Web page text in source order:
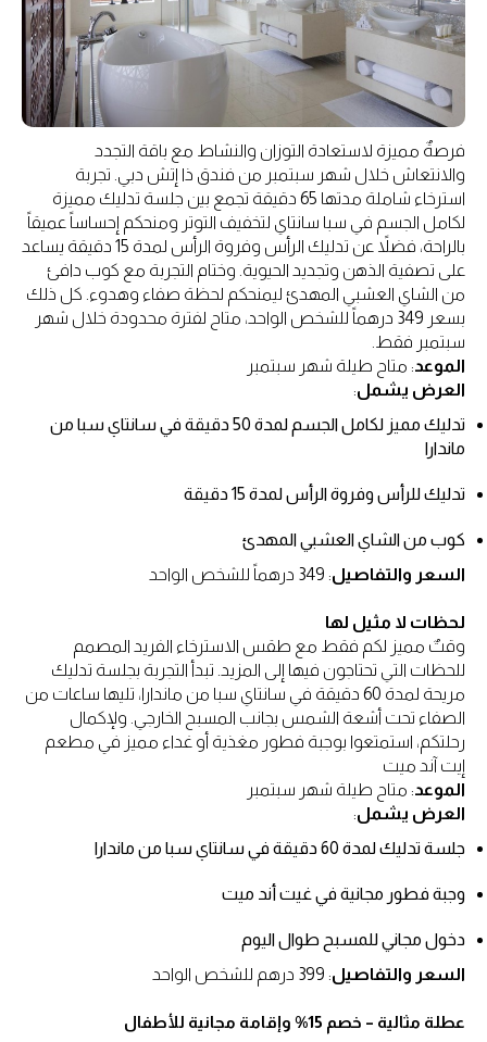
فرصةٌ مميزة لاستعادة التوزان والنشاط مع باقة التجدد
والانتعاش خلال شهر سبتمبر من فندق ذا إتش دبي. تجربة
استرخاء شاملة مدتها 65 دقيقة تجمع بين جلسة تدليك مميزة
لكامل الجسم في سبا سانتاي لتخفيف التوتر ومنحكم إحساساً عميقاً
بالراحة، فضلاً عن تدليك الرأس وفروة الرأس لمدة 15 دقيقة يساعد
على تصفية الذهن وتجديد الحيوية. وختام التجربة مع كوب دافئ
من الشاي العشبي المهدئ ليمنحكم لحظة صفاء وهدوء. كل ذلك
بسعر 349 درهماً للشخص الواحد، متاح لفترة محدودة خلال شهر
سبتمبر فقط.
الموعد: متاح طيلة شهر سبتمبر
العرض يشمل:
تدليك مميز لكامل الجسم لمدة 50 دقيقة في سانتاي سبا من
ماندارا
تدليك للرأس وفروة الرأس لمدة 15 دقيقة
كوب من الشاي العشبي المهدئ
السعر والتفاصيل: 349 درهماً للشخص الواحد
لحظات لا مثيل لها
وقتٌ مميز لكم فقط مع طقس الاسترخاء الفريد المصمم
للحظات التي تحتاجون فيها إلى المزيد. تبدأ التجربة بجلسة تدليك
مريحة لمدة 60 دقيقة في سانتاي سبا من ماندارا، تليها ساعات من
الصفاء تحت أشعة الشمس بجانب المسبح الخارجي. ولإكمال
رحلتكم، استمتعوا بوجبة فطور مغذية أو غداء مميز في مطعم
إيت آند ميت
الموعد: متاح طيلة شهر سبتمبر
العرض يشمل:
جلسة تدليك لمدة 60 دقيقة في سانتاي سبا من ماندارا
وجبة فطور مجانية في غيت أند ميت
دخول مجاني للمسبح طوال اليوم
السعر والتفاصيل: 399 درهم للشخص الواحد
عطلة مثالية – خصم 15% وإقامة مجانية للأطفال